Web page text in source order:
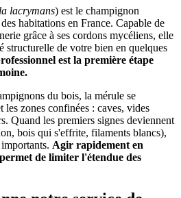
lacrymans) est le champignon
habitations en France. Capable de
grâce à ses cordons mycéliens, elle
structurelle de votre bien en quelques
est la première étape
du bois, la mérule se
les zones confinées : caves, vides
Quand les premiers signes deviennent
bois qui s'effrite, filaments blancs),
Agir rapidement en
de limiter l'étendue des